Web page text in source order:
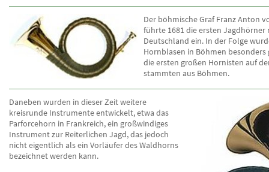
Der böhmische Graf Franz Anton
führte 1681 die ersten Jagdhörner
Deutschland ein. In der Folge
Hornblasen in Böhmen
die ersten großen Hornisten auf
stammten aus Böhmen.
Daneben wurden in dieser Zeit weitere
kreisrunde Instrumente entwickelt, etwa das
Parforcehorn in Frankreich, ein großwindiges
Instrument zur Reiterlichen Jagd, das jedoch
nicht eigentlich als ein Vorläufer des Waldhorns
bezeichnet werden kann.